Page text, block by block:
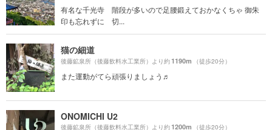
有名な千光寺 階段が多いので足腰鍛えておかなくちゃ 御朱
印も忘れずに 切...
猫の細道
後藤鉱泉所（後藤飲料水工業所）より約1190m （徒歩20分）
また運動がてら頑張りましょう♬
ONOMICHI U2
後藤鉱泉所（後藤飲料水工業所）より約1200m （徒歩20分）